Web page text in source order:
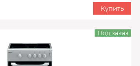
Купить
Под заказ